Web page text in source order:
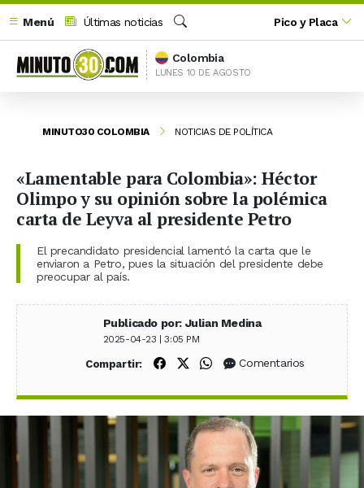
Menú
Últimas noticias
Buscar
Pico y Placa
Colombia
LUNES 10 DE AGOSTO
MINUTO30 COLOMBIA NOTICIAS DE POLÍTICA
«Lamentable para Colombia»: Héctor
Olimpo y su opinión sobre la polémica
carta de Leyva al presidente Petro
El precandidato presidencial lamentó la carta que le
enviaron a Petro, pues la situación del presidente debe
preocupar al país.
Publicado por: Julian Medina
2025-04-23 | 3:05 PM
Compartir: Compartir en Facebook
Compartir en X (Twitter)
Compartir en WhatsApp
Comentarios